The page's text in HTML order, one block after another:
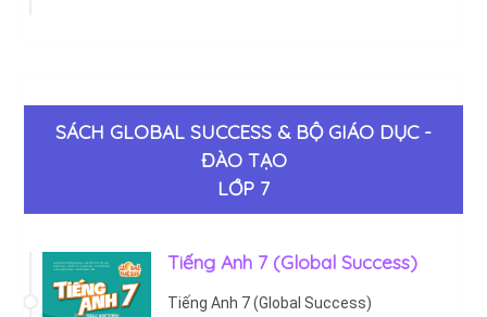
SÁCH GLOBAL SUCCESS & BỘ GIÁO DỤC -
ĐÀO TẠO
LỚP 7
Tiếng Anh 7 (Global Success)
Tiếng Anh 7 (Global Success)